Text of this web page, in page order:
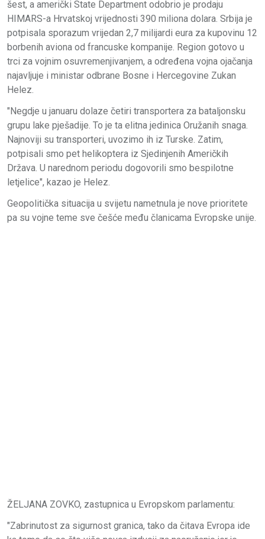
šest, a američki State Department odobrio je prodaju
HIMARS-a Hrvatskoj vrijednosti 390 miliona dolara. Srbija je
potpisala sporazum vrijedan 2,7 milijardi eura za kupovinu 12
borbenih aviona od francuske kompanije. Region gotovo u
trci za vojnim osuvremenjivanjem, a određena vojna ojačanja
najavljuje i ministar odbrane Bosne i Hercegovine Zukan
Helez.
"Negdje u januaru dolaze četiri transportera za bataljonsku
grupu lake pješadije. To je ta elitna jedinica Oružanih snaga.
Najnoviji su transporteri, uvozimo ih iz Turske. Zatim,
potpisali smo pet helikoptera iz Sjedinjenih Američkih
Država. U narednom periodu dogovorili smo bespilotne
letjelice", kazao je Helez.
Geopolitička situacija u svijetu nametnula je nove prioritete
pa su vojne teme sve češće među članicama Evropske unije.
ŽELJANA ZOVKO, zastupnica u Evropskom parlamentu:
"Zabrinutost za sigurnost granica, tako da čitava Evropa ide